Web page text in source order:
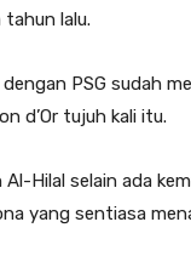
tahun lalu.
PSG sudah
d’Or tujuh kali itu.
Al-Hilal selain ada
yang sentiasa